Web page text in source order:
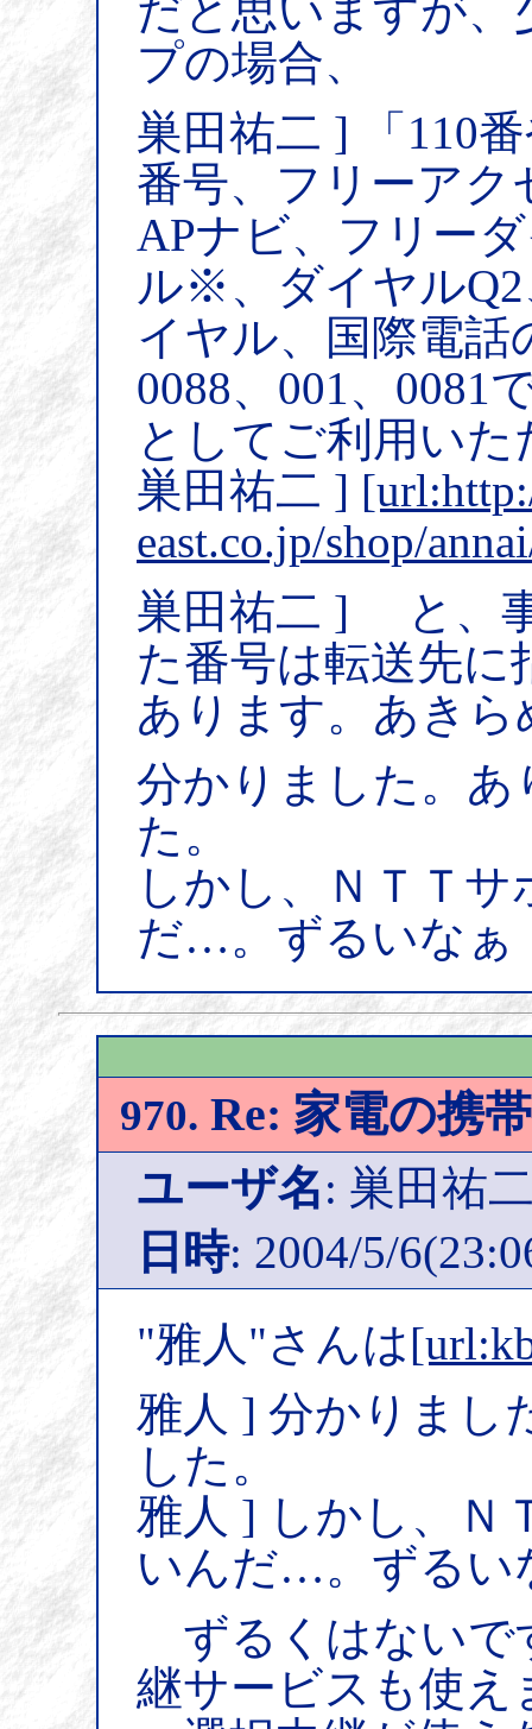
だと思いますが
プの場合、
巣田祐二 ] 「110
番号、フリーア
APナビ、フリー
ル※、ダイヤル
イヤル、国際電話
0088、001、0081
としてご利用い
巣田祐二 ]
east.co.jp/shop/
巣田祐二 ] と、
た番号は転送先に
あります。あき
分かりました。
た。
しかし、ＮＴＴ
だ…。ずるいなぁ
970. Re: 家電の携
ユーザ名: 巣田祐
日時: 2004/5/
"雅人"さんは
雅人 ] 分かりまし
した。
雅人 ] しかし、Ｎ
いんだ…。ずるい
ずるくはないで
継サービスも使え